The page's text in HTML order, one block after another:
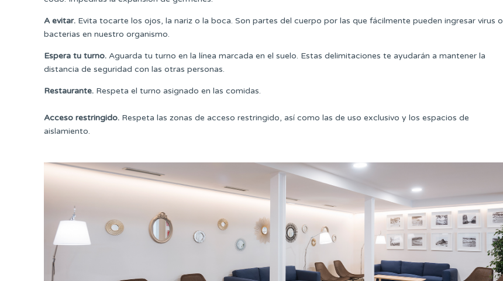
A evitar. Evita tocarte los ojos, la nariz o la boca. Son partes del cuerpo por las que fácilmente pueden ingresar virus o
bacterias en nuestro organismo.
Espera tu turno. Aguarda tu turno en la línea marcada en el suelo. Estas delimitaciones te ayudarán a mantener la
distancia de seguridad con las otras personas.
Restaurante. Respeta el turno asignado en las comidas.
Acceso restringido. Respeta las zonas de acceso restringido, así como las de uso exclusivo y los espacios de
aislamiento.